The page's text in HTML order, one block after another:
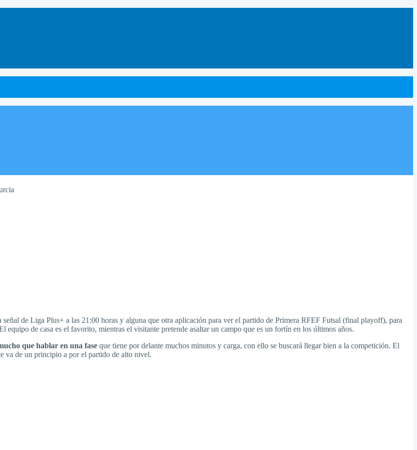
señal de Liga Plus+ a las 21:00 horas y alguna que otra aplicación para ver el partido de Primera RFEF Futsal (final playoff), para
de casa es el favorito, mientras el visitante pretende asaltar un campo que es un fortín en los últimos años.
que hablar en una fase que tiene por delante muchos minutos y carga, con ello se buscará llegar bien a la competición. El
va de un principio a por el partido de alto nivel.